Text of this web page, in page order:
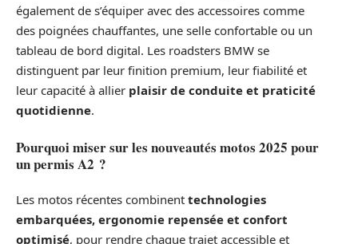
également de s’équiper avec des accessoires comme
des poignées chauffantes, une selle confortable ou un
tableau de bord digital. Les roadsters BMW se
distinguent par leur finition premium, leur fiabilité et
leur capacité à allier plaisir de conduite et praticité
quotidienne.
Pourquoi miser sur les nouveautés motos 2025 pour
un permis A2 ?
Les motos récentes combinent technologies
embarquées, ergonomie repensée et confort
optimisé, pour rendre chaque trajet accessible et